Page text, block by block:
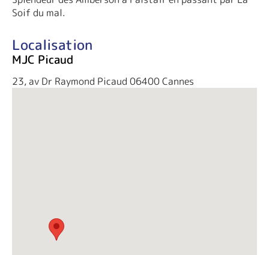
Soif du mal.
Localisation
MJC Picaud
23, av Dr Raymond Picaud 06400 Cannes